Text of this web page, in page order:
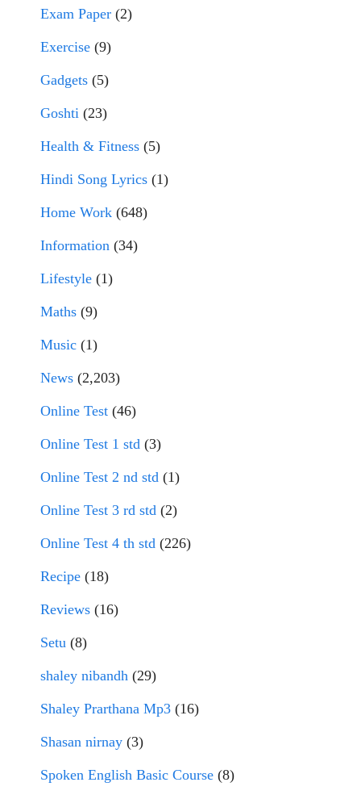
Exam Paper (2)
Exercise (9)
Gadgets (5)
Goshti (23)
Health & Fitness (5)
Hindi Song Lyrics (1)
Home Work (648)
Information (34)
Lifestyle (1)
Maths (9)
Music (1)
News (2,203)
Online Test (46)
Online Test 1 std (3)
Online Test 2 nd std (1)
Online Test 3 rd std (2)
Online Test 4 th std (226)
Recipe (18)
Reviews (16)
Setu (8)
shaley nibandh (29)
Shaley Prarthana Mp3 (16)
Shasan nirnay (3)
Spoken English Basic Course (8)